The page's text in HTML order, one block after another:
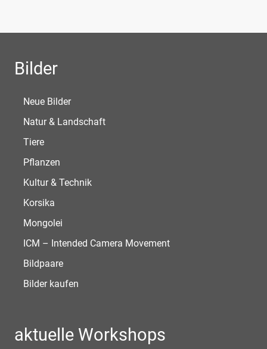
Bilder
Neue Bilder
Natur & Landschaft
Tiere
Pflanzen
Kultur & Technik
Korsika
Mongolei
ICM – Intended Camera Movement
Bildpaare
Bilder kaufen
aktuelle Workshops